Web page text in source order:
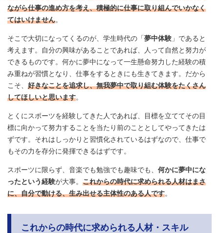
ながら仕事の進め方を考え、積極的に仕事に取り組んでいかなく
てはいけません。
そこで大切になってくるのが、学生時代の「夢中体験 」であると
考えます。自分の興味があることであれば、人って自然と努力が
できるものです。何かに夢中になって一生懸命努力した経験の積
み重ねが習慣となり、仕事をするときにも生きてきます。だから
こそ、 好きなことを追求し、無我夢中で取り組む体験をたくさん
してほしいと思います。
とくにスポーツを経験してきた人であれば、目標を立ててその目
標に向かって努力することを当たり前のこととしてやってきたは
ずです。それはしっかりと習慣化されているはずなので、仕事で
もその力を存分に発揮できるはずです。
スポーツに限らず、音楽でも勉強でも趣味でも、 何かに夢中にな
ったという経験が大事。 これからの時代に求められる人材はまさ
に、自分で動ける、生み出せる主体性のある人です。
これからの時代に求められる人材・スキル